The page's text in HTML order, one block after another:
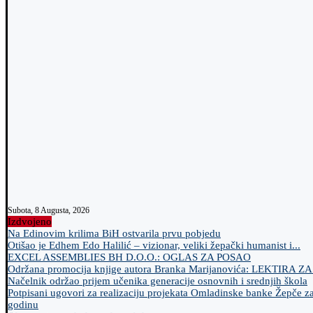
Subota, 8 Augusta, 2026
Izdvojeno
Na Edinovim krilima BiH ostvarila prvu pobjedu
Otišao je Edhem Edo Halilić – vizionar, veliki žepački humanist i...
EXCEL ASSEMBLIES BH D.O.O.: OGLAS ZA POSAO
Održana promocija knjige autora Branka Marijanovića: LEKTIRA
Načelnik održao prijem učenika generacije osnovnih i srednjih škola
Potpisani ugovori za realizaciju projekata Omladinske banke Žepče
godinu